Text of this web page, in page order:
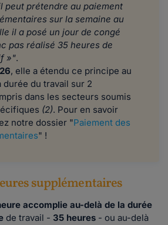
peut prétendre au paiement
sur la semaine au
il a posé un jour de congé
pas réalisé 35 heures de
»".
, elle a étendu ce principe au
durée du travail sur 2
dans les secteurs soumis
(2). Pour en savoir
notre dossier "Paiement des
" !
supplémentaires
accomplie au-delà de la durée
de travail - 35 heures - ou au-delà